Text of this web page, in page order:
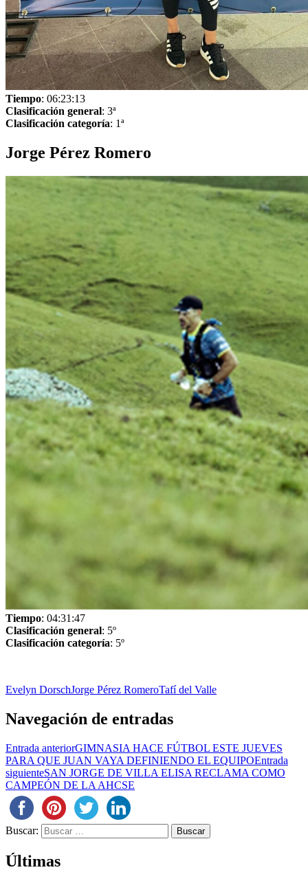
Tiempo: 06:23:13
Clasificación general: 3ª
Clasificación categoría: 1ª
Jorge Pérez Romero
Tiempo: 04:31:47
Clasificación general: 5º
Clasificación categoría: 5º
Evelyn DorschJorge Pérez RomeroTafí del Valle
Navegación de entradas
Entrada anteriorGIMNASIA HACE FÚTBOL ESTE JUEVES
PARA QUE JUAN VAYA DEFINIENDO EL EQUIPOEntrada
siguienteSAN JORGE DE VILLA ELISA RECLAMA COMO
CAMPEÓN DE LA AHCSE
Buscar:
Últimas